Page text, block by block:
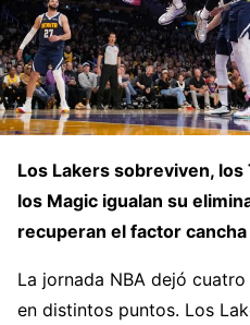
Los Lakers sobreviven,
los Magic igualan su
recuperan el factor cancha
La jornada NBA dejó
en distintos puntos. Los